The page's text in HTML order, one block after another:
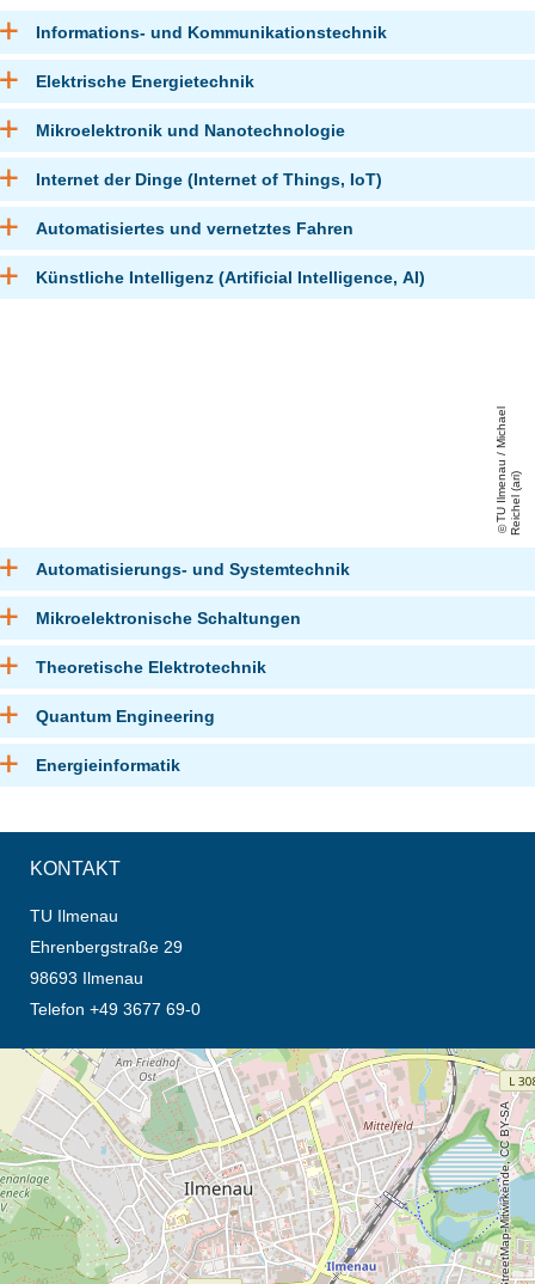
Informations- und Kommunikationstechnik
Elektrische Energietechnik
Mikroelektronik und Nanotechnologie
Internet der Dinge (Internet of Things, IoT)
Automatisiertes und vernetztes Fahren
Künstliche Intelligenz (Artificial Intelligence, AI)
T
U
Il
m
en
a
u
/
Mi
c
h
a
el
R
ei
c
h
el
(
a
ri)
Automatisierungs- und Systemtechnik
Mikroelektronische Schaltungen
Theoretische Elektrotechnik
Quantum Engineering
Energieinformatik
KONTAKT
TU Ilmenau
Ehrenbergstraße 29
98693 Ilmenau
Telefon +49 3677 69-0
Öffnet die Anfahrtsbeschreibung in neuem Tab (Karte)
© OpenStreetMap-Mitwirkende, CC BY-SA